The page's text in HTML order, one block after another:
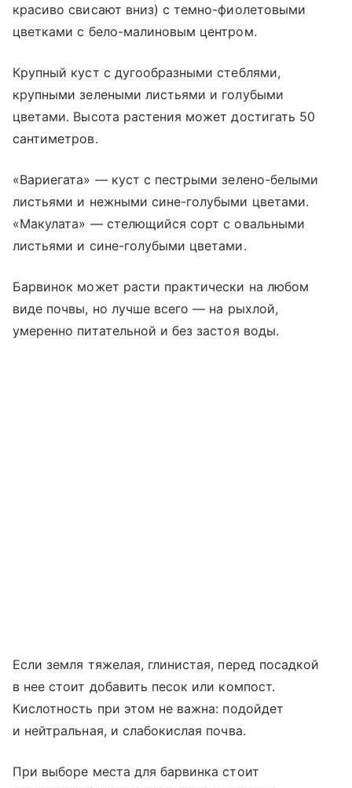
красиво свисают вниз) с темно-фиолетовыми
цветками с бело-малиновым центром.
Крупный куст с дугообразными стеблями,
крупными зелеными листьями и голубыми
цветами. Высота растения может достигать 50
сантиметров.
«Вариегата» — куст с пестрыми зелено-белыми
листьями и нежными сине-голубыми цветами.
«Макулата» — стелющийся сорт с овальными
листьями и сине-голубыми цветами.
Барвинок может расти практически на любом
виде почвы, но лучше всего — на рыхлой,
умеренно питательной и без застоя воды.
Если земля тяжелая, глинистая, перед посадкой
в нее стоит добавить песок или компост.
Кислотность при этом не важна: подойдет
и нейтральная, и слабокислая почва.
При выборе места для барвинка стоит